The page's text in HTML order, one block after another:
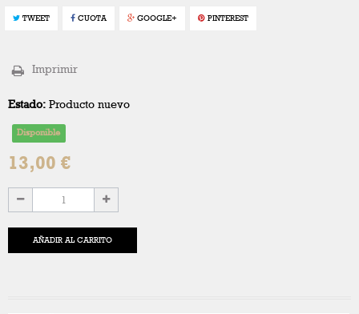
TWEET CUOTA GOOGLE+ PINTEREST
Imprimir
Estado: Producto nuevo
Disponible
13,00 €
AÑADIR AL CARRITO